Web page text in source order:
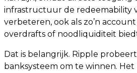
infrastructuur de redeemability
verbeteren, ook als zo’n
overdrafts of noodliquiditeit
Dat is belangrijk. Ripple
banksysteem om te winnen.